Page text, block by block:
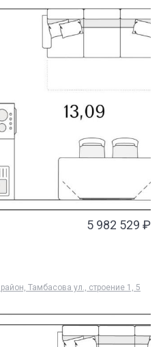
5 982 529 ₽
Тамбасова ул., строение 1, 5